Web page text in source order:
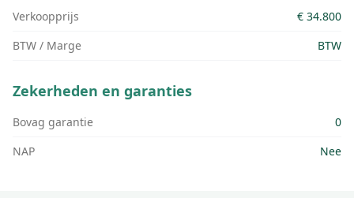
Verkoopprijs
€ 34.800
BTW / Marge
BTW
Zekerheden en garanties
Bovag garantie
0
NAP
Nee